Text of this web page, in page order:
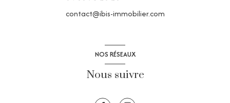
contact@ibis-immobilier.com
NOS RÉSEAUX
Nous suivre